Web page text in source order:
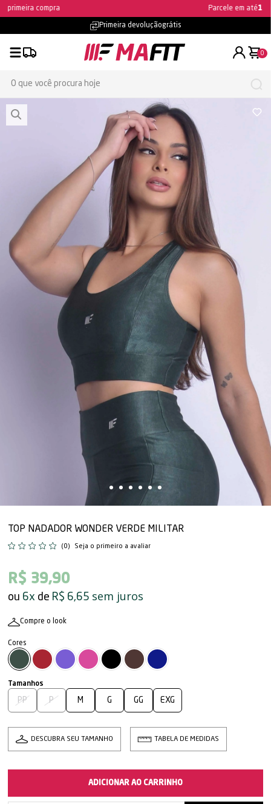
Primeira devoluçãográtis
0
TOP NADADOR WONDER VERDE MILITAR
(0) Seja o primeiro a avaliar
R$ 39,90
6x R$ 6,65 sem juros
Compre o look
PP P M G GG EXG
DESCUBRA SEU TAMANHO TABELA DE MEDIDAS
ADICIONAR AO CARRINHO